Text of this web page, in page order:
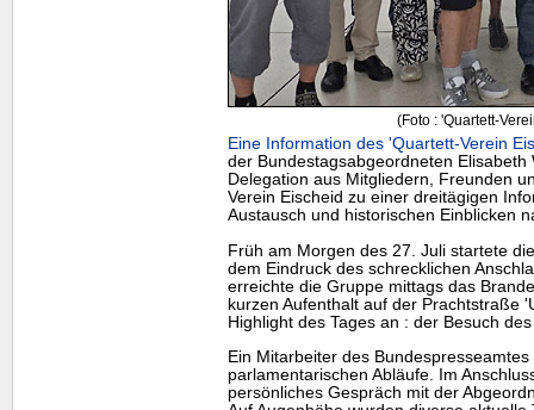
(Foto : 'Quartett-
Eine Information des 'Quartett-Verein
der Bundestagsabgeordneten
Delegation aus Mitgliedern, Freunden
Verein Eischeid zu einer dreitägigen
Austausch und historischen Einblicken
Früh am Morgen des 27. Juli startete
dem Eindruck des schrecklichen
erreichte die Gruppe mittags das
kurzen Aufenthalt auf der Prachtstraße
Highlight des Tages an : der Besuch
Ein Mitarbeiter des
parlamentarischen Abläufe. Im
persönliches Gespräch mit der